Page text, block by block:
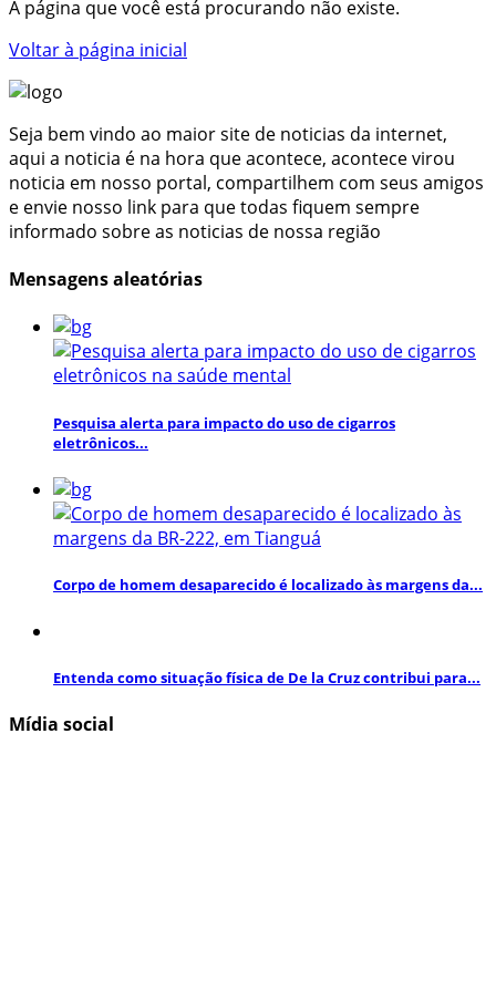
A página que você está procurando não existe.
Voltar à página inicial
Seja bem vindo ao maior site de noticias da internet,
aqui a noticia é na hora que acontece, acontece virou
noticia em nosso portal, compartilhem com seus amigos
e envie nosso link para que todas fiquem sempre
informado sobre as noticias de nossa região
Mensagens aleatórias
Pesquisa alerta para impacto do uso de cigarros
eletrônicos...
Corpo de homem desaparecido é localizado às margens da...
Entenda como situação física de De la Cruz contribui para...
Mídia social